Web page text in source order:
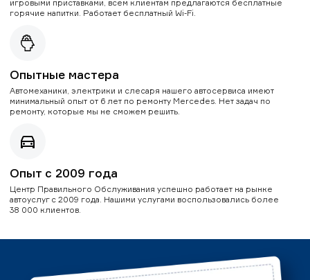
игровыми приставками, всем клиентам предлагаются бесплатные
горячие напитки. Работает бесплатный Wi-Fi.
Опытные мастера
Автомеханики, электрики и слесаря нашего автосервиса имеют
минимальный опыт от 6 лет по ремонту Mercedes. Нет задач по
ремонту, которые мы не сможем решить.
Опыт с 2009 года
Центр Правильного Обслуживания успешно работает на рынке
автоуслуг с 2009 года. Нашими услугами воспользовались более
38 000 клиентов.